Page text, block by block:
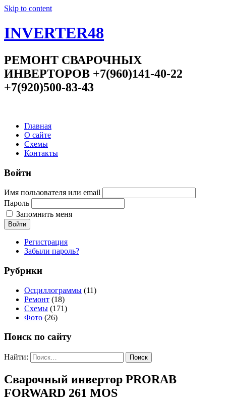
Skip to content
INVERTER48
РЕМОНТ СВАРОЧНЫХ
ИНВЕРТОРОВ +7(960)141-40-22
+7(920)500-83-43
Главная
О сайте
Схемы
Контакты
Войти
Имя пользователя или email
Пароль
Запомнить меня
Войти
Регистрация
Забыли пароль?
Рубрики
Осциллограммы (11)
Ремонт (18)
Схемы (171)
Фото (26)
Поиск по сайту
Найти:
Сварочный инвертор PRORAB
FORWARD 261 MOS